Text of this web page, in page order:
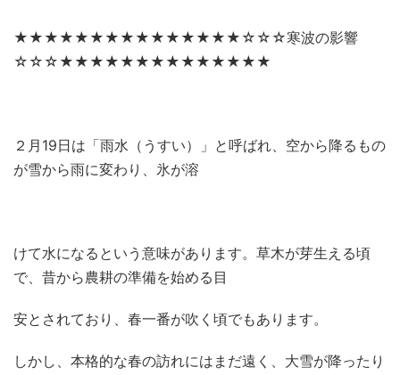
★★★★★★★★★★★★★★★☆☆☆寒波の影響
☆☆☆★★★★★★★★★★★★★★
２月 19日は「雨水（うすい）」と呼ばれ、空から降るもの
が雪から雨に変わり、氷が溶
けて水になるという意味があります。草木が芽生える頃
で、昔から農耕の準備を始める目
安とされており、春一番が吹く頃でもあります。
しかし、本格的な春の訪れにはまだ遠く、大雪が降ったり